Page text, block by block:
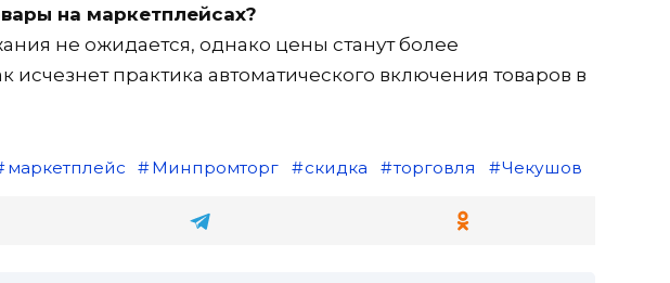
на маркетплейсах?
не ожидается, однако цены станут более
исчезнет практика автоматического включения товаров в
маркетплейс Минпромторг скидка торговля Чекушов